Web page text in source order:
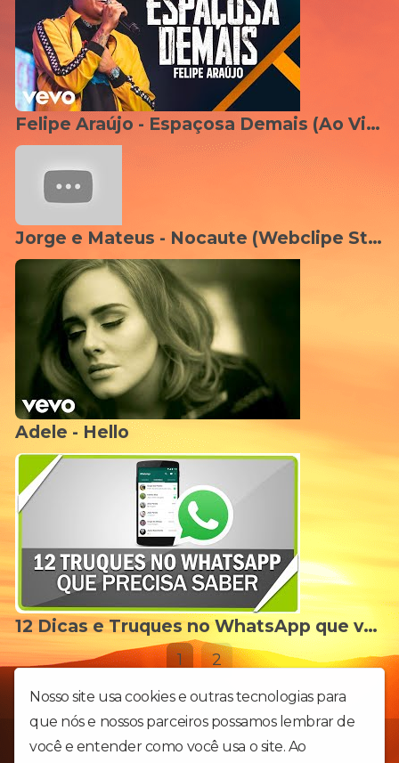
Felipe Araújo - Espaçosa Demais (Ao Vivo)
Jorge e Mateus - Nocaute (Webclipe Studio Vip)
Adele - Hello
12 Dicas e Truques no WhatsApp que você precisa conhecer
1 2
Nosso site usa cookies e outras tecnologias para
que nós e nossos parceiros possamos lembrar de
você e entender como você usa o site. Ao
Você está ouvindo nossa estação digital, sendo transmitida da